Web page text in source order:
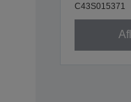
C43S015371